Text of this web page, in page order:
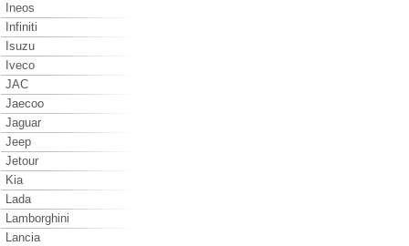
Ineos
Infiniti
Isuzu
Iveco
JAC
Jaecoo
Jaguar
Jeep
Jetour
Kia
Lada
Lamborghini
Lancia